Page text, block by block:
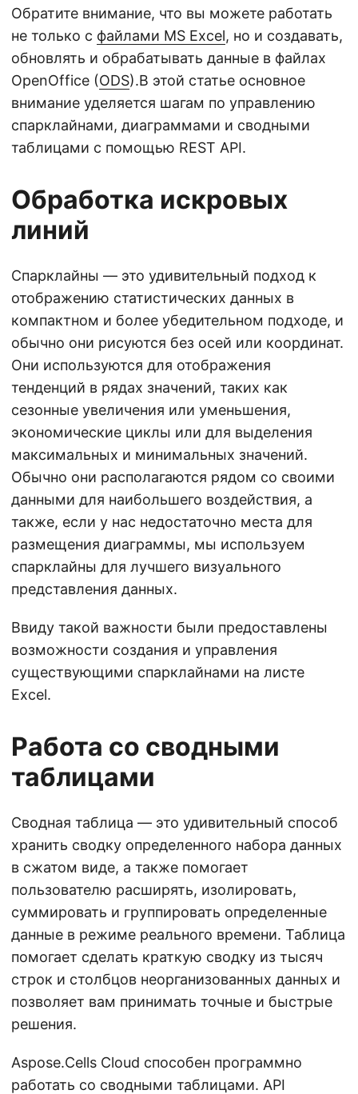
Обратите внимание, что вы можете работать
не только с файлами MS Excel, но и создавать,
обновлять и обрабатывать данные в файлах
OpenOffice (ODS).В этой статье основное
внимание уделяется шагам по управлению
спарклайнами, диаграммами и сводными
таблицами с помощью REST API.
Обработка искровых
линий
Спарклайны — это удивительный подход к
отображению статистических данных в
компактном и более убедительном подходе, и
обычно они рисуются без осей или координат.
Они используются для отображения
тенденций в рядах значений, таких как
сезонные увеличения или уменьшения,
экономические циклы или для выделения
максимальных и минимальных значений.
Обычно они располагаются рядом со своими
данными для наибольшего воздействия, а
также, если у нас недостаточно места для
размещения диаграммы, мы используем
спарклайны для лучшего визуального
представления данных.
Ввиду такой важности были предоставлены
возможности создания и управления
существующими спарклайнами на листе
Excel.
Работа со сводными
таблицами
Сводная таблица — это удивительный способ
хранить сводку определенного набора данных
в сжатом виде, а также помогает
пользователю расширять, изолировать,
суммировать и группировать определенные
данные в режиме реального времени. Таблица
помогает сделать краткую сводку из тысяч
строк и столбцов неорганизованных данных и
позволяет вам принимать точные и быстрые
решения.
Aspose.Cells Cloud способен программно
работать со сводными таблицами. API